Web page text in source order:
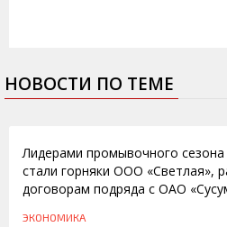
НОВОСТИ ПО ТЕМЕ
Лидерами промывочного
стали горняки ООО «Светлая»,
договорам подряда с ОАО
ЭКОНОМИКА